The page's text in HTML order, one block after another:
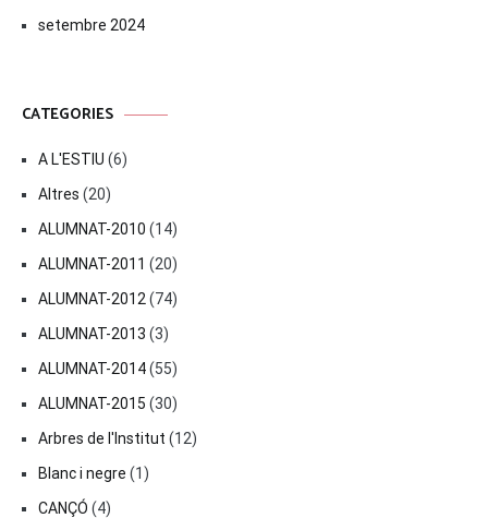
setembre 2024
CATEGORIES
A L'ESTIU (6)
Altres (20)
ALUMNAT-2010 (14)
ALUMNAT-2011 (20)
ALUMNAT-2012 (74)
ALUMNAT-2013 (3)
ALUMNAT-2014(55)
ALUMNAT-2015 (30)
Arbres de l'Institut (12)
Blanc i negre (1)
CANÇÓ (4)